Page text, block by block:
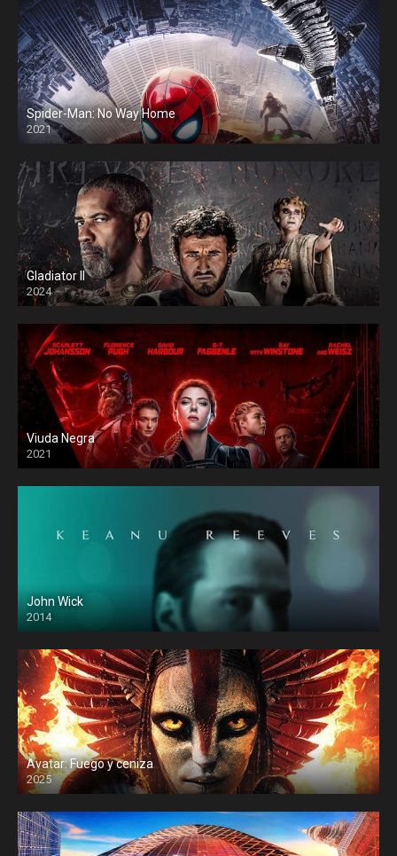
Spider-Man: No Way Home
2021
Gladiator II
2024
Viuda Negra
2021
John Wick
2014
Avatar: Fuego y ceniza
2025